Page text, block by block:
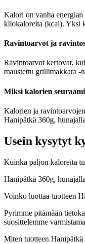
Kalori on vanha
kilokaloreita (kcal). Yksi
Ravintoarvot ja
Ravintoarvot kertovat,
maustettu grillimakkara -
Miksi kalorien
Kalorien ja
Hanipätkä 360g,
Usein kysytyt
Kuinka paljon kaloreita
Hanipätkä 360g,
Voinko luottaa tuotteen
Pyrimme pitämään
suosittelemme
Miten tuotteen